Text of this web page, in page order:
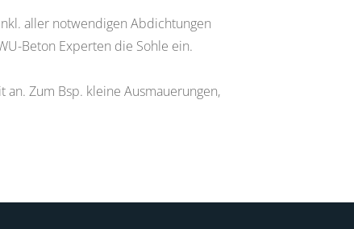
aller notwendigen Abdichtungen
Beton Experten die Sohle ein.
Zum Bsp. kleine Ausmauerungen,